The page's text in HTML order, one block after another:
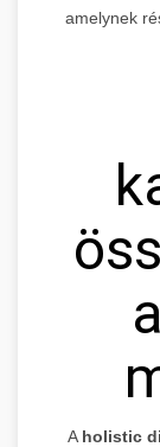
amelynek
A holistic